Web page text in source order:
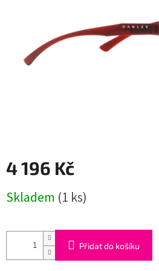
4 196 Kč
cena:
Skladem (1 ks)
Přidat do košíku